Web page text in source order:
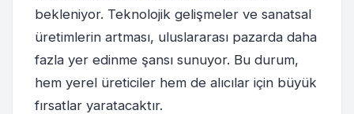
bekleniyor. Teknolojik gelişmeler ve sanatsal
üretimlerin artması, uluslararası pazarda daha
fazla yer edinme şansı sunuyor. Bu durum,
hem yerel üreticiler hem de alıcılar için büyük
fırsatlar yaratacaktır.